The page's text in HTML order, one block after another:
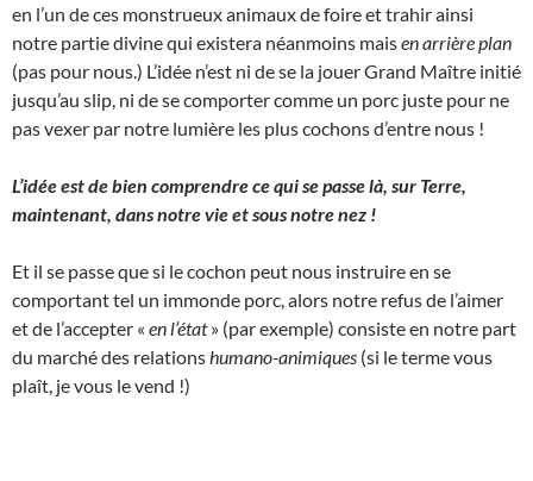
en l’un de ces monstrueux animaux de foire et trahir ainsi
notre partie divine qui existera néanmoins maisen arrière plan
(pas pour nous.) L’idée n’est ni de se la jouer Grand Maître initié
jusqu’au slip, ni de se comporter comme un porc juste pour ne
pas vexer par notre lumière les plus cochons d’entre nous !
L’idée est de bien comprendre ce qui se passe là, sur Terre,
maintenant, dans notre vie et sous notre nez !
Et il se passe que si le cochon peut nous instruire en se
comportant tel un immonde porc, alors notre refus de l’aimer
et de l’accepter « en l’état» (par exemple) consiste en notre part
du marché des relations humano-animiques (si le terme vous
plaît, je vous le vend !)